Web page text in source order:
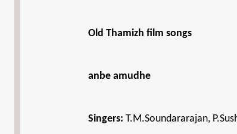
Old Thamizh film songs
anbe amudhe
Singers: T.M.Soundararajan,